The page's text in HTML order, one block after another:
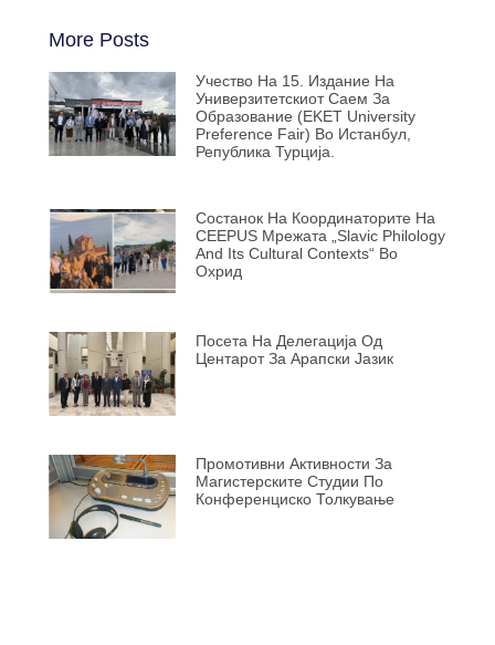
More Posts
Учество На 15. Издание На
Универзитетскиот Саем За
Образование (EKET University
Preference Fair) Во Истанбул,
Република Турција.
Состанок На Координаторите На
CEEPUS Мрежата „Slavic Philology
And Its Cultural Contexts“ Во
Охрид
Посета На Делегација Од
Центарот За Арапски Јазик
Промотивни Активности За
Магистерските Студии По
Конференциско Толкување